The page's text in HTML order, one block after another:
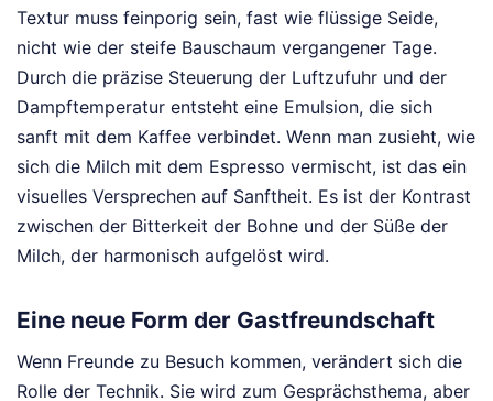
Textur muss feinporig sein, fast wie flüssige Seide,
nicht wie der steife Bauschaum vergangener Tage.
Durch die präzise Steuerung der Luftzufuhr und der
Dampftemperatur entsteht eine Emulsion, die sich
sanft mit dem Kaffee verbindet. Wenn man zusieht, wie
sich die Milch mit dem Espresso vermischt, ist das ein
visuelles Versprechen auf Sanftheit. Es ist der Kontrast
zwischen der Bitterkeit der Bohne und der Süße der
Milch, der harmonisch aufgelöst wird.
Eine neue Form der Gastfreundschaft
Wenn Freunde zu Besuch kommen, verändert sich die
Rolle der Technik. Sie wird zum Gesprächsthema, aber